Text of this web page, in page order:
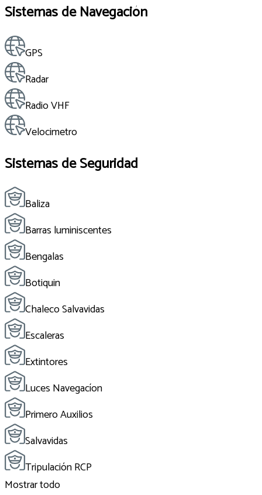
Sistemas de Navegación
GPS
Radar
Radio VHF
Velocimetro
Sistemas de Seguridad
Baliza
Barras luminiscentes
Bengalas
Botiquin
Chaleco Salvavidas
Escaleras
Extintores
Luces Navegacíon
Primero Auxilios
Salvavidas
Tripulación RCP
Mostrar todo